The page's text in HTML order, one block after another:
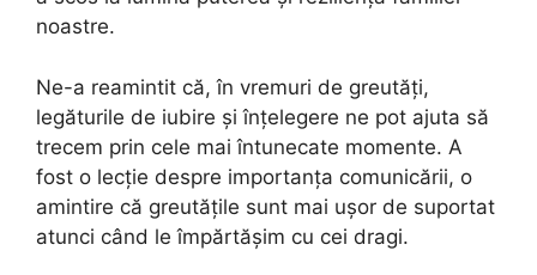
noastre.
Ne-a reamintit că, în vremuri de greutăți,
legăturile de iubire și înțelegere ne pot ajuta să
trecem prin cele mai întunecate momente. A
fost o lecție despre importanța comunicării, o
amintire că greutățile sunt mai ușor de suportat
atunci când le împărtășim cu cei dragi.